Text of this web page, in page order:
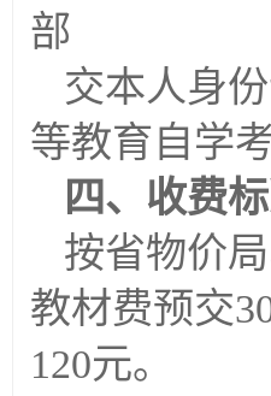
部
交本人身
等教育自学
四、收费
按省物价
教材费预交
120元。